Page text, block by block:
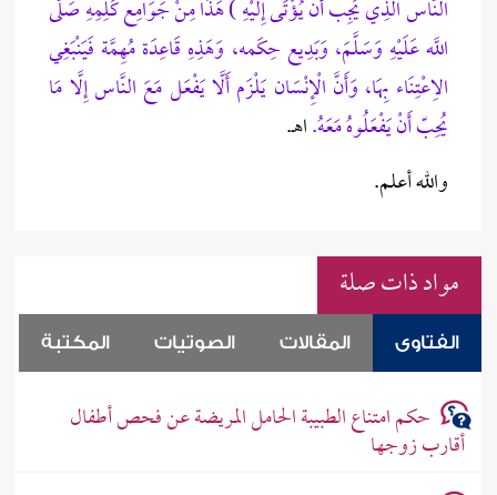
النَّاس الَّذِي يَجِب أَنْ يُؤْتَى إِلَيْهِ ) هَذَا مِنْ جَوَامِع كَلِمِهِ صَلَّى
اللَّه عَلَيْهِ وَسَلَّمَ، وَبَدِيع حِكَمه، وَهَذِهِ قَاعِدَة مُهِمَّة فَيَنْبَغِي
الِاعْتِنَاء بِهَا، وَأَنَّ الْإِنْسَان يَلْزَم أَلَّا يَفْعَل مَعَ النَّاس إِلَّا مَا
يُحِبّ أَنْ يَفْعَلُوهُ مَعَهُ.اهـ.
والله أعلم.
مواد ذات صلة
الفتاوى المقالات الصوتيات المكتبة
حكم امتناع الطبيبة الحامل المريضة عن فحص أطفال
أقارب زوجها